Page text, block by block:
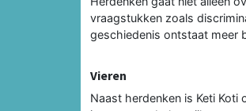
vraagstukken zoals
geschiedenis ontstaat meer
Vieren
Naast herdenken is Keti